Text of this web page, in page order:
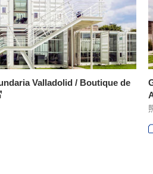
Valladolid / Boutique de